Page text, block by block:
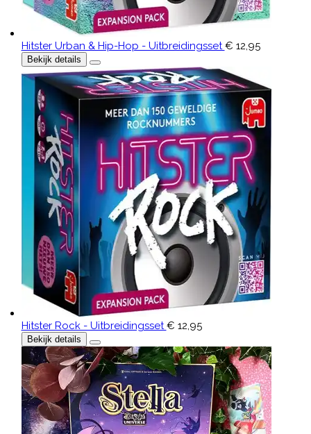
Hitster Urban & Hip-Hop - Uitbreidingsset€ 12,95
Bekijk details
Hitster Rock - Uitbreidingsset€ 12,95
Bekijk details